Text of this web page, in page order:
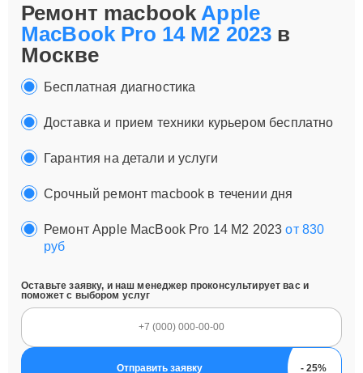
Ремонт macbookApple
MacBook Pro 14 M2 2023 в
Москве
Бесплатная диагностика
Доставка и прием техники курьером бесплатно
Гарантия на детали и услуги
Срочный ремонт macbook в течении дня
Ремонт Apple MacBook Pro 14 M2 2023от 830
руб
Оставьте заявку, и наш менеджер проконсультирует вас и
поможет с выбором услуг
Отправить заявку